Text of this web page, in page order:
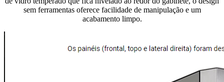
sem ferramentas oferece facilidade de manipulação e um
acabamento limpo.